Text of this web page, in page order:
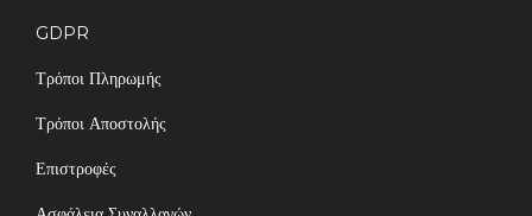
GDPR
Τρόποι Πληρωμής
Τρόποι Αποστολής
Επιστροφές